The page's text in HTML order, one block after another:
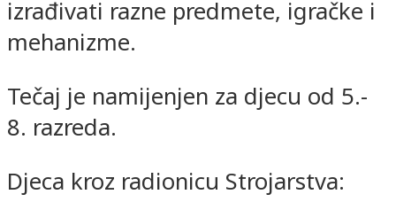
izrađivati razne predmete, igračke i
mehanizme.
Tečaj je namijenjen za djecu od 5.-
8. razreda.
Djeca kroz radionicu Strojarstva: